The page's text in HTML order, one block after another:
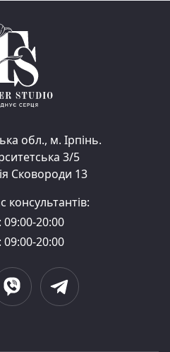
обл., м. Ірпінь.
3/5
Сковороди 13
консультантів:
20:00
20:00